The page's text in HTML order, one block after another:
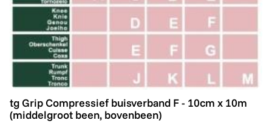
tg Grip Compressief buisverband F - 10cm x 10m
tg Grip Compressief buisverband F - 10cm x 10m
(middelgroot been, bovenbeen)